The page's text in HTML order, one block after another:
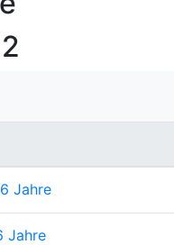
Jahre
Jahre